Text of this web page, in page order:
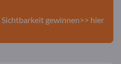
gewinnen>> hier